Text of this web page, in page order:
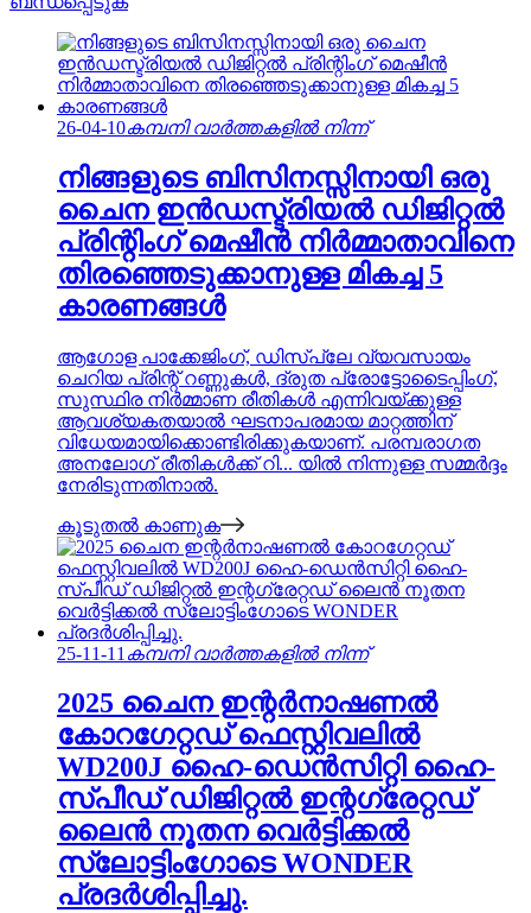
26-04-10കമ്പനി വാർത്തകളിൽ നിന്ന്
നിങ്ങളുടെ ബിസിനസ്സിനായി ഒരു
ചൈന ഇൻഡസ്ട്രിയൽ ഡിജിറ്റൽ
പ്രിന്റിംഗ് മെഷീൻ നിർമ്മാതാവിനെ
തിരഞ്ഞെടുക്കാനുള്ള മികച്ച 5
കാരണങ്ങൾ
ആഗോള പാക്കേജിംഗ്, ഡിസ്പ്ലേ വ്യവസായം
ചെറിയ പ്രിന്റ് റണ്ണുകൾ, ദ്രുത പ്രോട്ടോടൈപ്പിംഗ്,
സുസ്ഥിര നിർമ്മാണ രീതികൾ എന്നിവയ്ക്കുള്ള
ആവശ്യകതയാൽ ഘടനാപരമായ മാറ്റത്തിന്
വിധേയമായിക്കൊണ്ടിരിക്കുകയാണ്. പരമ്പരാഗത
അനലോഗ് രീതികൾക്ക് റി... യിൽ നിന്നുള്ള സമ്മർദ്ദം
നേരിടുന്നതിനാൽ.
കൂടുതൽ കാണുക
25-11-11 കമ്പനി വാർത്തകളിൽ നിന്ന്
2025 ചൈന ഇന്റർനാഷണൽ
കോറഗേറ്റഡ് ഫെസ്റ്റിവലിൽ
WD200J ഹൈ-ഡെൻസിറ്റി ഹൈ-
സ്പീഡ് ഡിജിറ്റൽ ഇന്റഗ്രേറ്റഡ്
ലൈൻ നൂതന വെർട്ടിക്കൽ
സ്ലോട്ടിംഗോടെ WONDER
പ്രദർശിപ്പിച്ചു.